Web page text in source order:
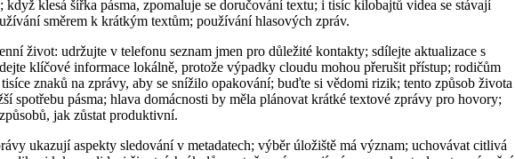
když klesá šířka pásma, zpomaluje se doručování textu; i tisíc kilobajtů videa se stávají
směrem k krátkým textům; používání hlasových zpráv.
život: udržujte v telefonu seznam jmen pro důležité kontakty; sdílejte aktualizace s
klíčové informace lokálně, protože výpadky cloudu mohou přerušit přístup; rodičům
znaků na zprávy, aby se snížilo opakování; buďte si vědomi rizik; tento způsob života
spotřebu pásma; hlava domácnosti by měla plánovat krátké textové zprávy pro hovory;
jak zůstat produktivní.
ukazují aspekty sledování v metadatech; výběr úložiště má význam; uchovávat citlivá